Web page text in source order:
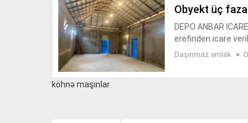
obyekt üç
DEPO ANBAR
erefinden icare
q. Anbar depomuz
Daşınmaz əmlak
köhnə maşınlar